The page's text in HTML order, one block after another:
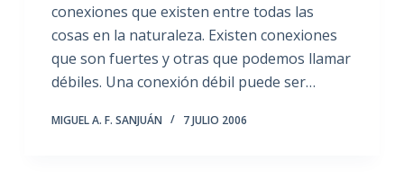
conexiones que existen entre todas las
cosas en la naturaleza. Existen conexiones
que son fuertes y otras que podemos llamar
débiles. Una conexión débil puede ser…
MIGUEL A. F. SANJUÁN 7 JULIO 2006